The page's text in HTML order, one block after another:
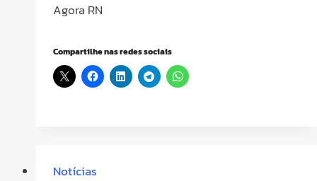
Agora RN
Compartilhe nas redes sociais
Notícias